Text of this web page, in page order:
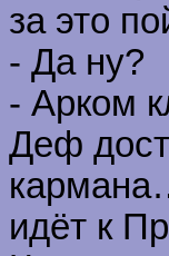
за это
- Да ну?
- Арком
Деф
идёт к